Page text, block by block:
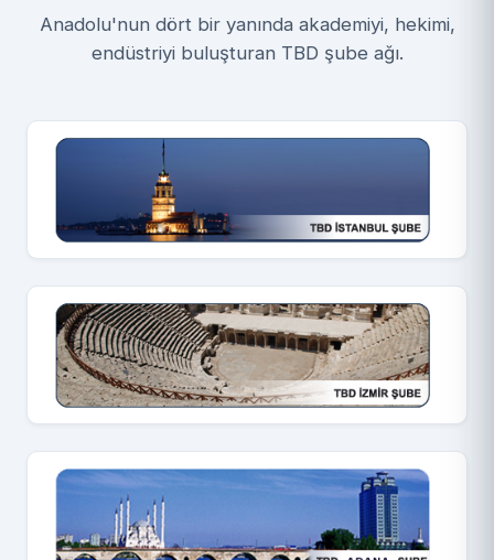
Anadolu'nun dört bir yanında akademiyi, hekimi,
endüstriyi buluşturan TBD şube ağı.